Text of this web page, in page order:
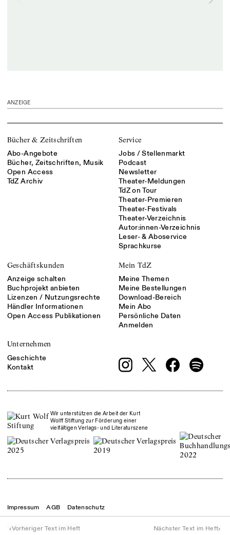
‹Vorheriger Text im Heft Nächster Text im Heft›
ANZEIGE
Bücher & Zeitschriften
Abo-Angebote
Bücher, Zeitschriften, Musik
Open Access
TdZ Archiv
Service
Jobs / Stellenmarkt
Podcast
Newsletter
Theater-Meldungen
TdZ on Tour
Theater-Premieren
Theater-Festivals
Theater-Verzeichnis
Autor:innen-Verzeichnis
Leser- & Aboservice
Sprachkurse
Geschäftskunden
Anzeige schalten
Buchprojekt anbieten
Lizenzen / Nutzungsrechte
Händler Informationen
Open Access Publikationen
Mein TdZ
Meine Themen
Meine Bestellungen
Download-Bereich
Mein Abo
Persönliche Daten
Anmelden
Unternehmen
Geschichte
Kontakt
Wir unterstützen die Arbeit der Kurt
Wolff Stiftung zur Förderung einer
vielfältigen Verlags- und Literaturszene
© Theater der Zeit2026
Impressum AGB Datenschutz